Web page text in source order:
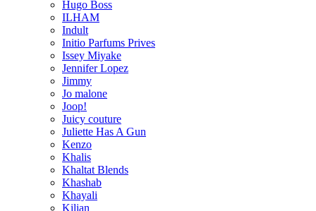
Hugo Boss
ILHAM
Indult
Initio Parfums Prives
Issey Miyake
Jennifer Lopez
Jimmy
Jo malone
Joop!
Juicy couture
Juliette Has A Gun
Kenzo
Khalis
Khaltat Blends
Khashab
Khayali
Kilian